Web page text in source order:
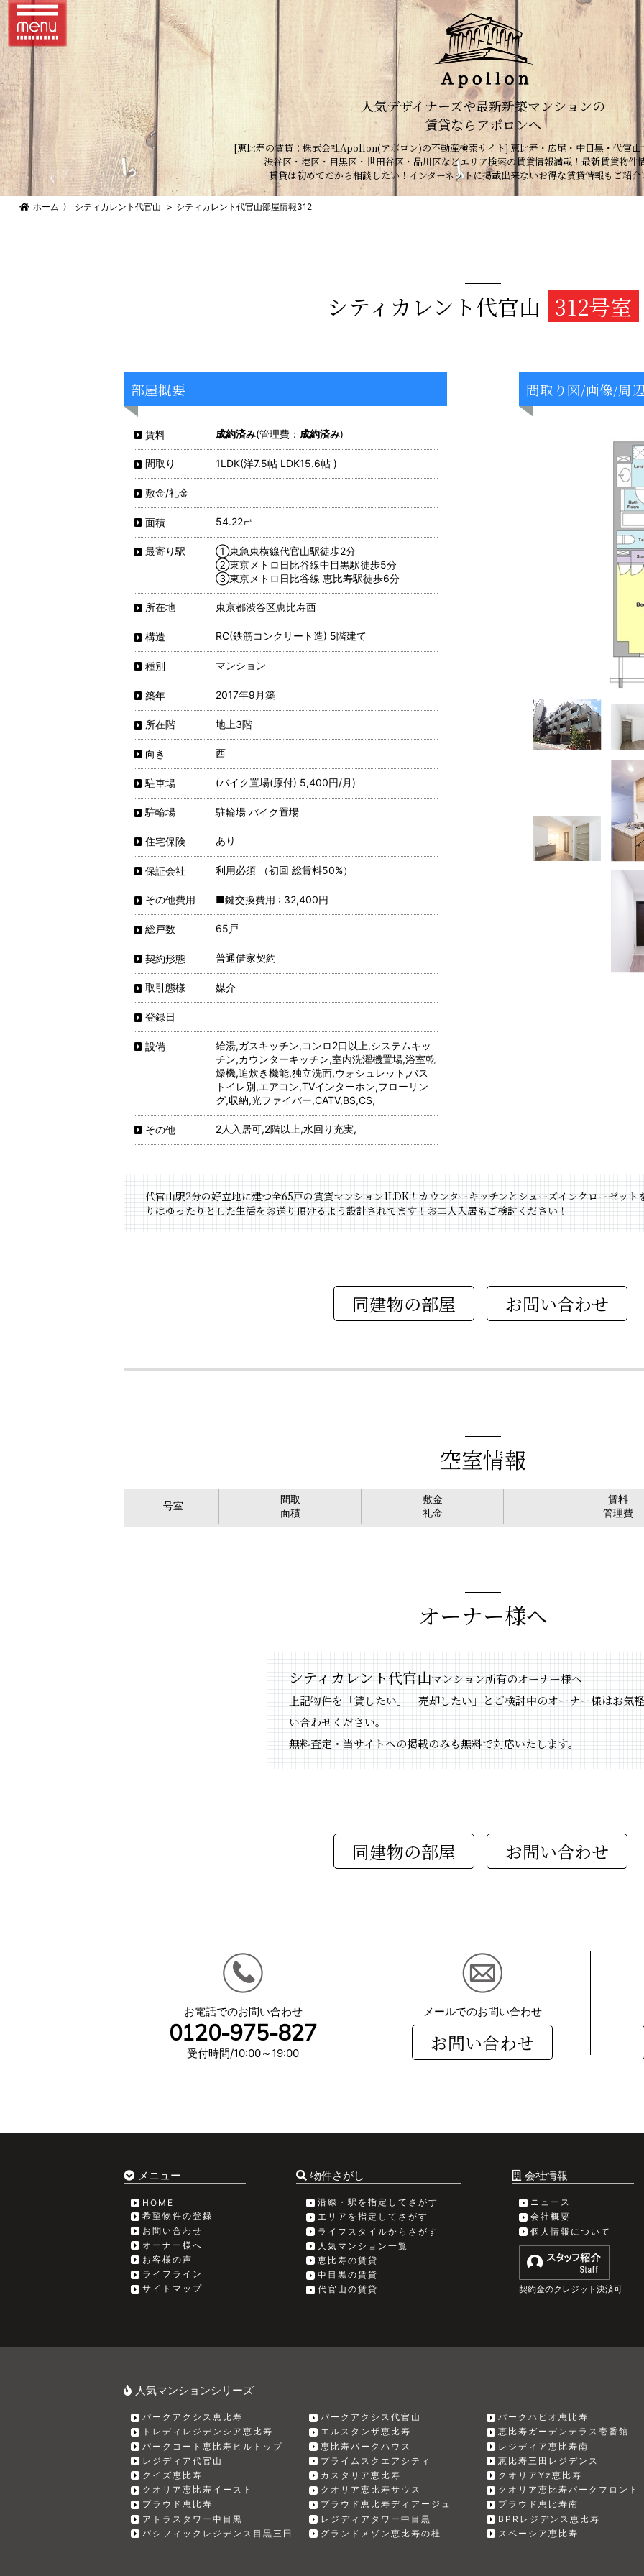
人気デザイナーズや最新新築マンションの
賃貸ならアポロンへ
[恵比寿の賃貸：株式会社Apollon(アポロン)の不動産検索サイト] 恵比寿・広尾・中目黒・代官
渋谷区・港区・目黒区・世田谷区・品川区などエリア検索の賃貸情報満載！最新賃貸物件
賃貸は初めてだから相談したい！インターネットに掲載出来ないお得な賃貸情報もご紹
ホーム 〉 シティカレント代官山 > シティカレント代官山部屋情報312
シティカレント代官山 312号室
部屋概要
賃料 成約済み(管理費： 成約済み)
間取り 1LDK(洋7.5帖 LDK15.6帖 )
敷金/礼金
面積 54.22㎡
最寄り駅
①東急東横線代官山駅徒歩2分
②東京メトロ日比谷線中目黒駅徒歩5分
③東京メトロ日比谷線 恵比寿駅徒歩6分
所在地 東京都渋谷区恵比寿西
構造 RC(鉄筋コンクリート造) 5階建て
種別 マンション
築年 2017年9月築
所在階 地上3階
向き 西
駐車場 (バイク置場(原付) 5,400円/月)
駐輪場 駐輪場 バイク置場
住宅保険 あり
保証会社 利用必須 （初回 総賃料50%）
その他費用 ■鍵交換費用 : 32,400円
総戸数 65戸
契約形態 普通借家契約
取引態様 媒介
登録日
設備
給湯,ガスキッチン,コンロ2口以上,システムキッ
チン,カウンターキッチン,室内洗濯機置場,浴室乾
燥機,追炊き機能,独立洗面,ウォシュレット,バス
トイレ別,エアコン,TVインターホン,フローリン
グ,収納,光ファイバー,CATV,BS,CS,
その他 2人入居可,2階以上,水回り充実,
間取り図/画像/周
代官山駅2分の好立地に建つ全65戸の賃貸マンション1LDK！カウンターキッチンとシューズインクローゼッ
りはゆったりとした生活をお送り頂けるよう設計されてます！お二人入居もご検討ください！
同建物の部屋
空室情報
号室
間取
面積
敷金
礼金
賃料
管理費
オーナー様へ
シティカレント代官山マンション所有のオーナー様へ
上記物件を「貸したい」「売却したい」とご検討中のオーナー様はお気
い合わせください。
無料査定・当サイトへの掲載のみも無料で対応いたします。
同建物の部屋
お電話でのお問い合わせ
0120-975-827
受付時間/10:00～19:00
メールでのお問い合わせ
お問い合わせ
メニュー
HOME
希望物件の登録
お問い合わせ
オーナー様へ
お客様の声
ライフライン
サイトマップ
物件さがし
沿線・駅を指定してさがす
エリアを指定してさがす
ライフスタイルからさがす
人気マンション一覧
恵比寿の賃貸
中目黒の賃貸
代官山の賃貸
会社情報
ニュース
会社概要
個人情報について
契約金のクレジット決済可
人気マンションシリーズ
パークアクシス恵比寿 パークアクシス代官山
パークハビオ恵比寿
トレディレジデンシア恵比寿
エルスタンザ恵比寿
恵比寿ガーデンテラス壱番館
パークコート恵比寿ヒルトップ
恵比寿パークハウス
レジディア恵比寿南
レジディア代官山
プライムスクエアシティ
恵比寿三田レジデンス
クイズ恵比寿
カスタリア恵比寿
クオリアYz恵比寿
クオリア恵比寿イースト
クオリア恵比寿サウス
クオリア恵比寿パークフロント
プラウド恵比寿
プラウド恵比寿ディアージュ
プラウド恵比寿南
アトラスタワー中目黒
レジディアタワー中目黒
BPRレジデンス恵比寿
パシフィックレジデンス目黒三田
グランドメゾン恵比寿の杜 スペーシア恵比寿